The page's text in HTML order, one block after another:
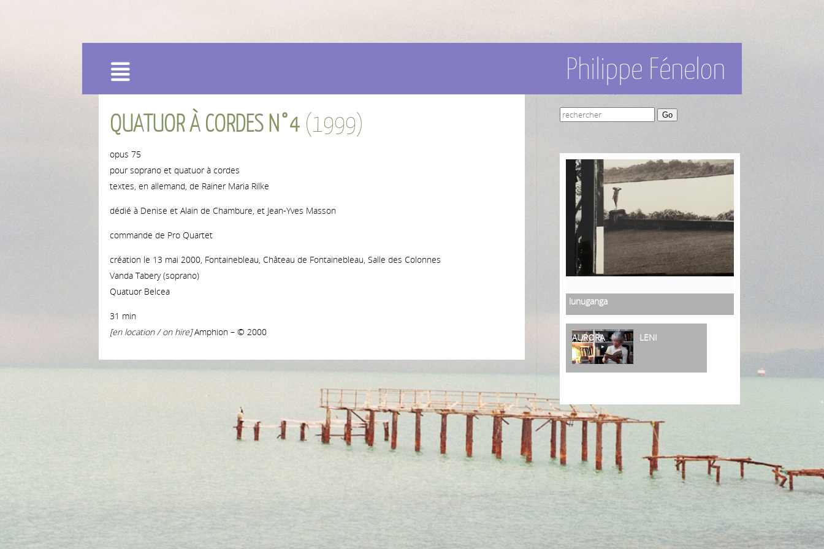
Philippe Fénelon
QUATUOR À CORDES N°4(1999)
opus 75
pour soprano et quatuor à cordes
textes, en allemand, de Rainer Maria Rilke
dédié à Denise et Alain de Chambure, et Jean-Yves Masson
commande de Pro Quartet
création le 13 mai 2000, Fontainebleau, Château de Fontainebleau, Salle des Colonnes
Vanda Tabery (soprano)
Quatuor Belcea
31 min
[en location / on hire]Amphion – © 2000
Go
lunuganga
AURORA LENI